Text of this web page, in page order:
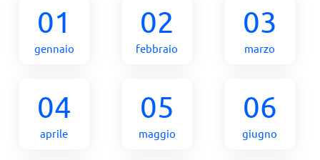
01
gennaio
02
febbraio
03
marzo
04
aprile
05
maggio
06
giugno